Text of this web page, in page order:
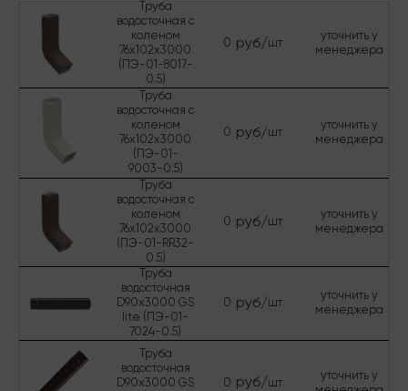
Труба
водосточная с
коленом
76х102х3000
(ПЭ-01-8017-
0.5)
0 руб/шт
уточнить у
менеджера
Труба
водосточная с
коленом
76х102х3000
(ПЭ-01-
9003-0.5)
0 руб/шт
уточнить у
менеджера
Труба
водосточная с
коленом
76х102х3000
(ПЭ-01-RR32-
0.5)
0 руб/шт
уточнить у
менеджера
Труба
водосточная
D90х3000 GS
lite (ПЭ-01-
7024-0.5)
0 руб/шт
уточнить у
менеджера
Труба
водосточная
D90х3000 GS
0 руб/шт
уточнить у